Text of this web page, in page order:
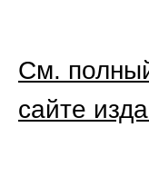
См.
сайте